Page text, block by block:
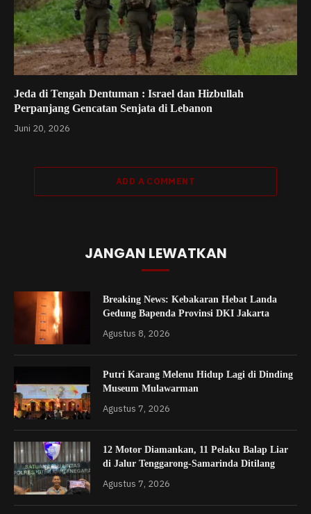
Jeda di Tengah Dentuman : Israel dan Hizbullah
Perpanjang Gencatan Senjata di Lebanon
Juni 20, 2026
ADD A COMMENT
JANGAN LEWATKAN
Breaking News: Kebakaran Hebat Landa
Gedung Bapenda Provinsi DKI Jakarta
Agustus 8, 2026
Putri Karang Melenu Hidup Lagi di Dinding
Museum Mulawarman
Agustus 7, 2026
12 Motor Diamankan, 11 Pelaku Balap Liar
di Jalur Tenggarong-Samarinda Ditilang
Agustus 7, 2026